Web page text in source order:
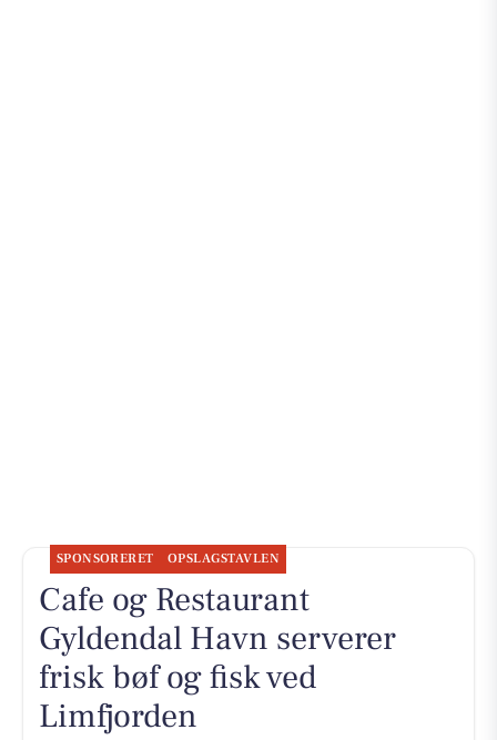
SPONSORERET OPSLAGSTAVLEN
Cafe og Restaurant
Gyldendal Havn serverer
frisk bøf og fisk ved
Limfjorden